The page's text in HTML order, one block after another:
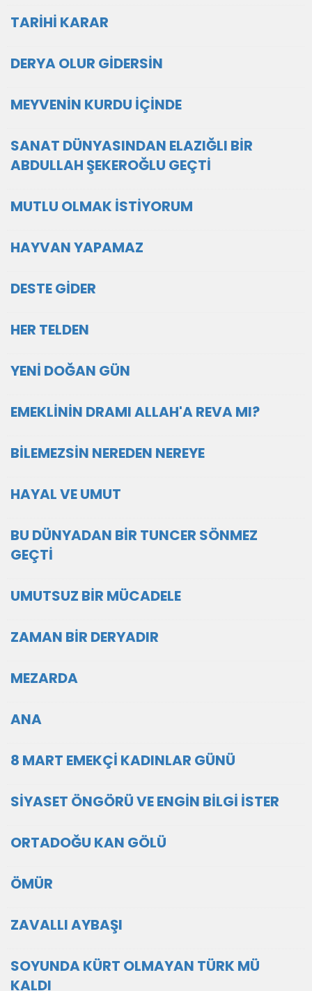
TARİHİ KARAR
DERYA OLUR GİDERSİN
MEYVENİN KURDU İÇİNDE
SANAT DÜNYASINDAN ELAZIĞLI BİR
ABDULLAH ŞEKEROĞLU GEÇTİ
MUTLU OLMAK İSTİYORUM
HAYVAN YAPAMAZ
DESTE GİDER
HER TELDEN
YENİ DOĞAN GÜN
EMEKLİNİN DRAMI ALLAH'A REVA MI?
BİLEMEZSİN NEREDEN NEREYE
HAYAL VE UMUT
BU DÜNYADAN BİR TUNCER SÖNMEZ
GEÇTİ
UMUTSUZ BİR MÜCADELE
ZAMAN BİR DERYADIR
MEZARDA
ANA
8 MART EMEKÇİ KADINLAR GÜNÜ
SİYASET ÖNGÖRÜ VE ENGİN BİLGİ İSTER
ORTADOĞU KAN GÖLÜ
ÖMÜR
ZAVALLI AYBAŞI
SOYUNDA KÜRT OLMAYAN TÜRK MÜ
KALDI